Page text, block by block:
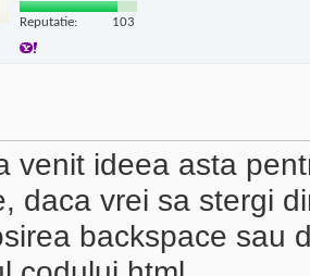
Reputatie: 103
venit ideea asta
daca vrei sa stergi
backspace sau